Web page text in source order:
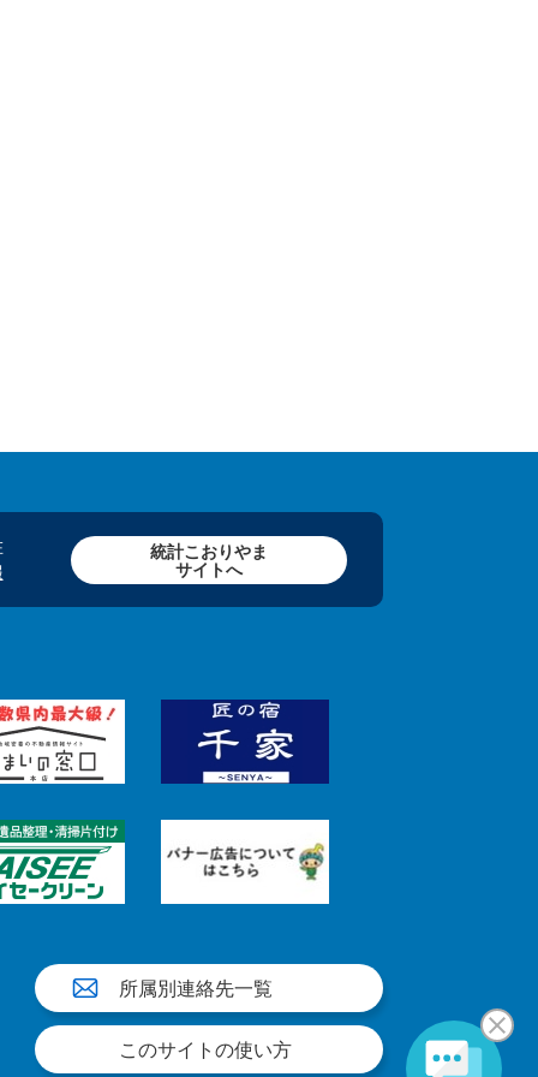
統計こおりやま
サイトへ
所属別連絡先一覧
このサイトの使い方